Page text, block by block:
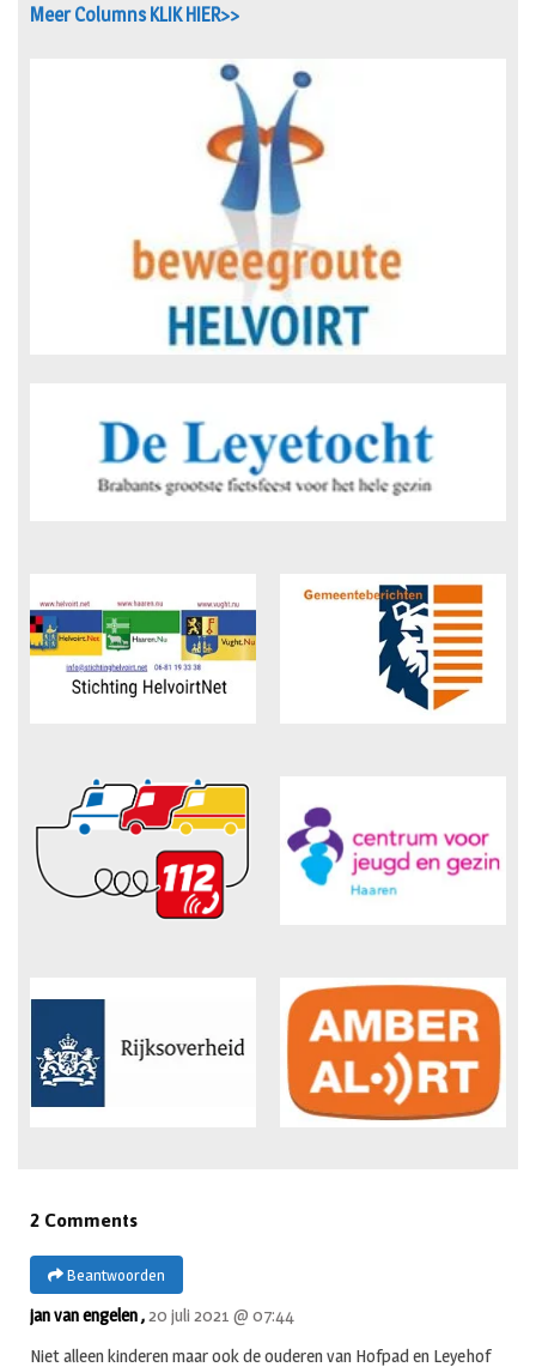
Meer Columns KLIK HIER>>
2 Comments
Beantwoorden
jan van engelen ,20 juli 2021 @ 07:44
Niet alleen kinderen maar ook de ouderen van Hofpad en Leyehof